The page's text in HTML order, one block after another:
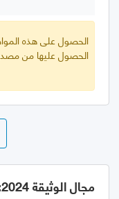
الحصول على هذه
الحصول عليها من
مجال الوثيقة GSO EN 12873-2:2024